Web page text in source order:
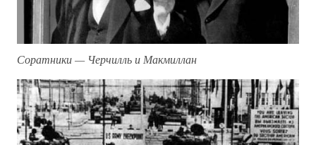
Соратники — Черчилль и Макмиллан